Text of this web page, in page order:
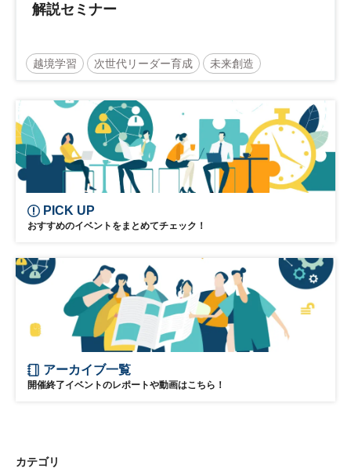
解説セミナー
越境学習 次世代リーダー育成 未来創造
PICK UP
おすすめのイベントをまとめてチェック！
アーカイブ一覧
開催終了イベントのレポートや動画はこちら！
カテゴリ